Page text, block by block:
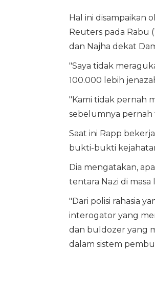
Hal ini disampaikan
Reuters pada Rabu
dan Najha dekat
"Saya tidak
100.000 lebih
"Kami tidak pernah
sebelumnya pernah
Saat ini Rapp
bukti-bukti
Dia mengatakan,
tentara Nazi di masa
"Dari polisi rahasia
interogator yang
dan buldozer yang
dalam sistem